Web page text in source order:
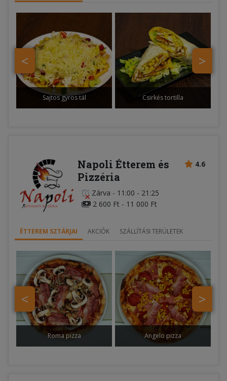
>
<
Sajtos gyros tál Csirkés tortilla
4.6
Napoli Étterem és
Pizzéria
Zárva - 11:00 - 21:25
2 600 Ft - 11 000 Ft
ÉTTEREM SZTÁRJAI AKCIÓK SZÁLLÍTÁSI TERÜLETEK
>
<
Roma pizza Angelo pizza